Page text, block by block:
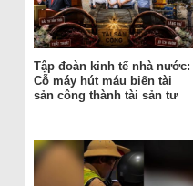
Tập đoàn kinh tế nhà nước:
Cỗ máy hút máu biến tài
sản công thành tài sản tư